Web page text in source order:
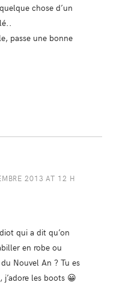
chose d’un
passe une bonne
2013 AT 12 H
qui a dit qu’on
en robe ou
Nouvel An ? Tu es
les boots 😀